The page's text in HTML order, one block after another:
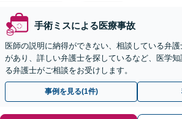
手術ミスによる医療事故
医師の説明に納得ができない、相談している弁
があり、詳しい弁護士を探しているなど、医学
る弁護士がご相談をお受けします。
事例を見る(1件)